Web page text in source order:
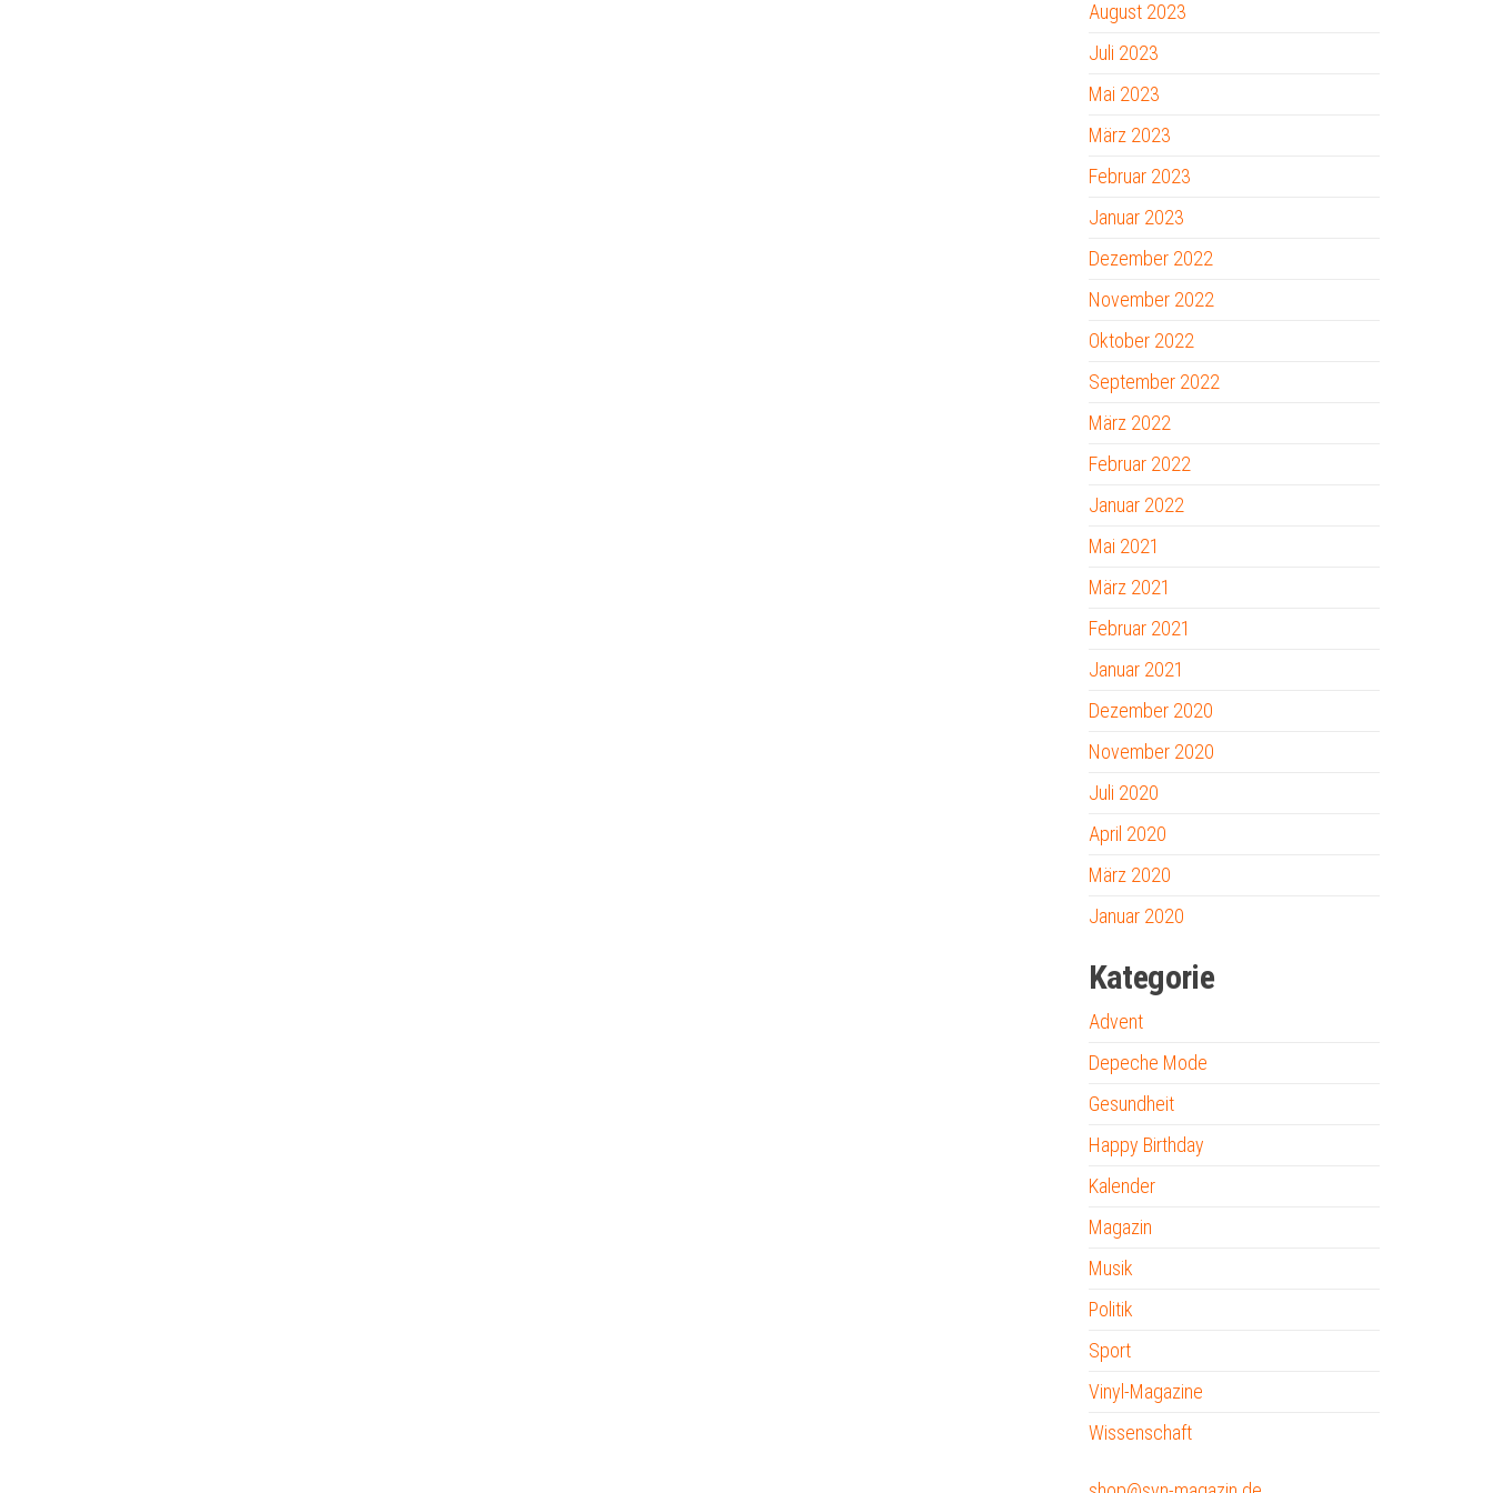
August 2023
Juli 2023
Mai 2023
März 2023
Februar 2023
Januar 2023
Dezember 2022
November 2022
Oktober 2022
September 2022
März 2022
Februar 2022
Januar 2022
Mai 2021
März 2021
Februar 2021
Januar 2021
Dezember 2020
November 2020
Juli 2020
April 2020
März 2020
Januar 2020
Kategorie
Advent
Depeche Mode
Gesundheit
Happy Birthday
Kalender
Magazin
Musik
Politik
Sport
Vinyl-Magazine
Wissenschaft